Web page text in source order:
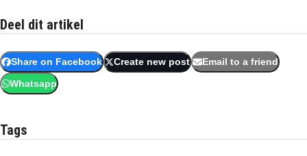
Deel dit artikel
Share on Facebook Create new post Email to a friend
Whatsapp
Tags